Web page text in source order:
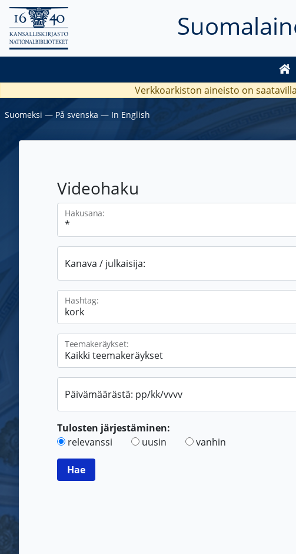
Verkkoarkiston aineisto on
Suomeksi ― På svenska ― In English
Videohaku
Hakusana:
Kanava / julkaisija:
Hashtag:
Teemakeräykset:
Päivämäärästä: pp/kk/vvvv
Tulosten järjestäminen:
relevanssi
uusin vanhin